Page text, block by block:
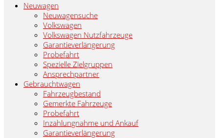
Neuwagen
Neuwagensuche
Volkswagen
Volkswagen Nutzfahrzeuge
Garantieverlängerung
Probefahrt
Spezielle Zielgruppen
Ansprechpartner
Gebrauchtwagen
Fahrzeugbestand
Gemerkte Fahrzeuge
Probefahrt
Inzahlungnahme und Ankauf
Garantieverlängerung